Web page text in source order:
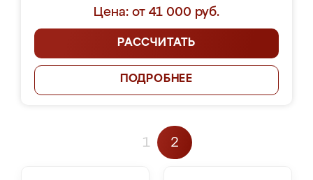
Цена: от 41 000 руб.
РАССЧИТАТЬ
ПОДРОБНЕЕ
1 2